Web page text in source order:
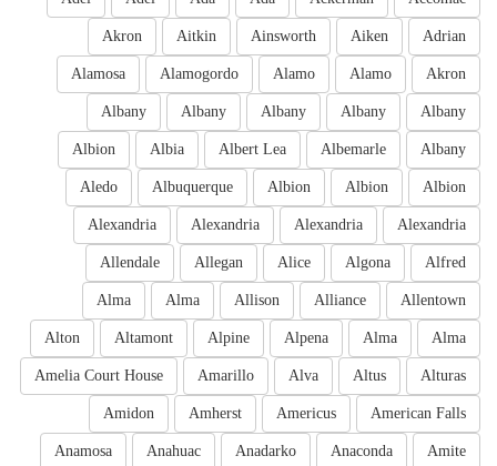
Adrian
Aiken
Ainsworth
Aitkin
Akron
Akron
Alamo
Alamo
Alamogordo
Alamosa
Albany
Albany
Albany
Albany
Albany
Albany
Albemarle
Albert Lea
Albia
Albion
Albion
Albion
Albion
Albuquerque
Aledo
Alexandria
Alexandria
Alexandria
Alexandria
Alfred
Algona
Alice
Allegan
Allendale
Allentown
Alliance
Allison
Alma
Alma
Alma
Alma
Alpena
Alpine
Altamont
Alton
Alturas
Altus
Alva
Amarillo
Amelia Court House
American Falls
Americus
Amherst
Amidon
Amite
Anaconda
Anadarko
Anahuac
Anamosa